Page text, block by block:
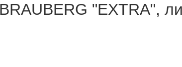
"EXTRA",